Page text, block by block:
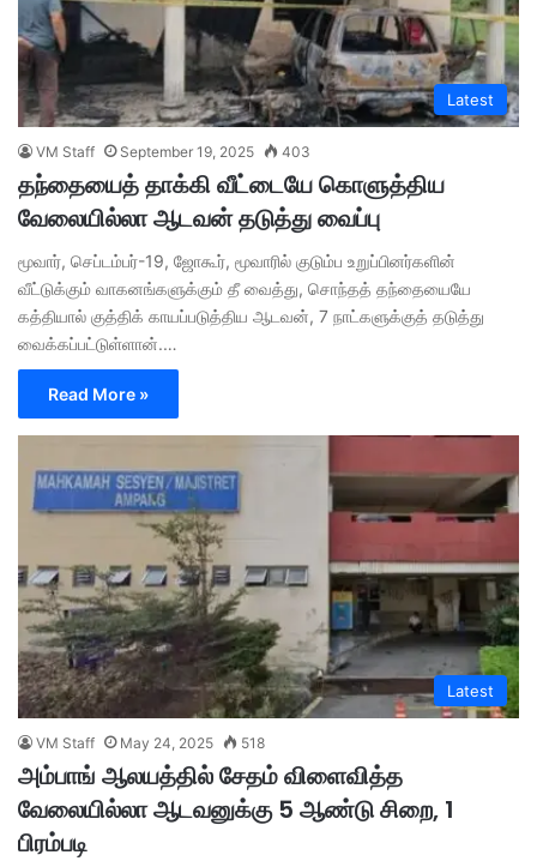
Latest
VM Staff September 19, 2025 403
தந்தையைத் தாக்கி வீட்டையே கொளுத்திய
வேலையில்லா ஆடவன் தடுத்து வைப்பு
மூவார், செப்டம்பர்-19, ஜோகூர், மூவாரில் குடும்ப உறுப்பினர்களின்
வீட்டுக்கும் வாகனங்களுக்கும் தீ வைத்து, சொந்தத் தந்தையையே
கத்தியால் குத்திக் காயப்படுத்திய ஆடவன், 7 நாட்களுக்குத் தடுத்து
வைக்கப்பட்டுள்ளான்.…
Read More »
Latest
VM Staff May 24, 2025 518
அம்பாங் ஆலயத்தில் சேதம் விளைவித்த
வேலையில்லா ஆடவனுக்கு 5 ஆண்டு சிறை, 1
பிரம்படி